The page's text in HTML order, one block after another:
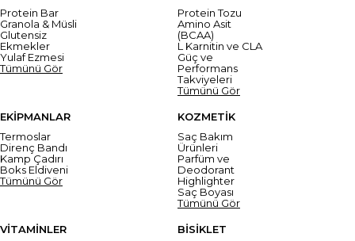
Protein Bar
Granola & Müsli
Glutensiz
Ekmekler
Yulaf Ezmesi
Tümünü Gör
Protein Tozu
Amino Asit
(BCAA)
L Karnitin ve CLA
Güç ve
Performans
Takviyeleri
Tümünü Gör
EKİPMANLAR
Termoslar
Direnç Bandı
Kamp Çadırı
Boks Eldiveni
Tümünü Gör
KOZMETİK
Saç Bakım
Ürünleri
Parfüm ve
Deodorant
Highlighter
Saç Boyası
Tümünü Gör
VİTAMİNLER
BİSİKLET